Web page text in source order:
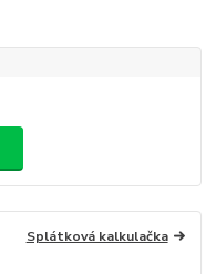
Splátková kalkulačka